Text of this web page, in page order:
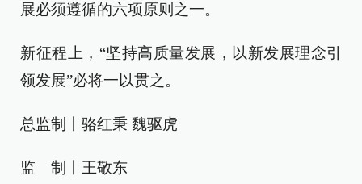
展必须遵循的六项原则之一。
新征程上，“坚持高质量发展，以新发展理念引
领发展”必将一以贯之。
总监制丨骆红秉 魏驱虎
监 制丨王敬东